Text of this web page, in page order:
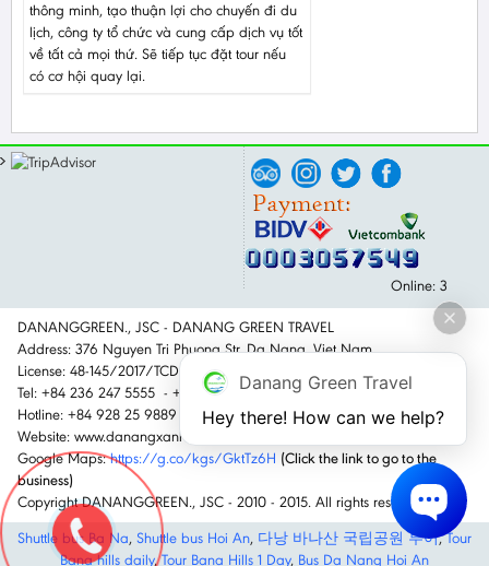
thông minh, tạo thuận lợi cho chuyến đi du
lịch, công ty tổ chức và cung cấp dịch vụ tốt
về tất cả mọi thứ. Sẽ tiếp tục đặt tour nếu
có cơ hội quay lại.
Online: 3
DANANGGREEN., JSC - DANANG GREEN TRAVEL
Address: 376 Nguyen Tri Phuong Str, Da Nang, Viet Nam
License: 48-145/2017/TCDL-GPLHQT
Tel: +84 236 247 5555 - +84 236 650 6789
Hotline: +84 928 25 9889
Website: www.danangxanh.com.vn - www.dananggreen.com
Google Maps:https://g.co/kgs/GktTz6H (Click the link to go to the
business)
Copyright DANANGGREEN., JSC - 2010 - 2015. All rights reserved.
Shuttle bus Ba Na, Shuttle bus Hoi An, 다낭 바나산 국립공원 투어,Tour
Bana hills daily,Tour Bana Hills 1 Day, Bus Da Nang Hoi An
Danang Green Travel
Hey there! How can we help?